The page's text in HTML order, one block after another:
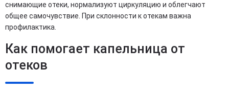
снимающие отеки, нормализуют циркуляцию и облегчают
общее самочувствие. При склонности к отекам важна
профилактика.
Как помогает капельница от
отеков